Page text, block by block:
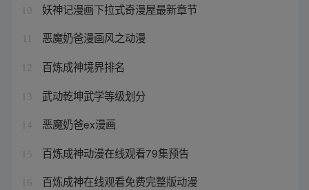
10 妖神记漫画下拉式奇漫屋最新章节
恶魔奶爸漫画风之动漫
12 百炼成神境界排名
13 武动乾坤武学等级划分
14 恶魔奶爸ex漫画
15 百炼成神动漫在线观看79集预告
16 百炼成神在线观看免费完整版动漫